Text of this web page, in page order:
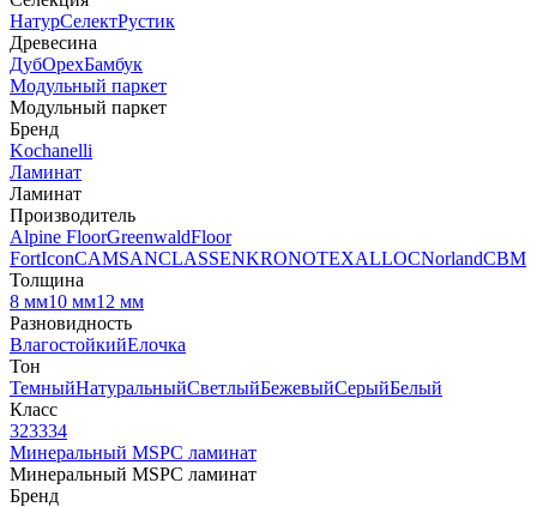
НатурСелектРустик
Древесина
ДубОрехБамбук
Модульный паркет
Модульный паркет
Бренд
Kochanelli
Ламинат
Ламинат
Производитель
Alpine FloorGreenwaldFloor
FortIconCAMSANCLASSENKRONOTEXALLOCNorlandCBM
Толщина
8 мм10 мм12 мм
Разновидность
ВлагостойкийЕлочка
Тон
ТемныйНатуральныйСветлыйБежевыйСерыйБелый
Класс
323334
Минеральный MSPC ламинат
Минеральный MSPC ламинат
Бренд